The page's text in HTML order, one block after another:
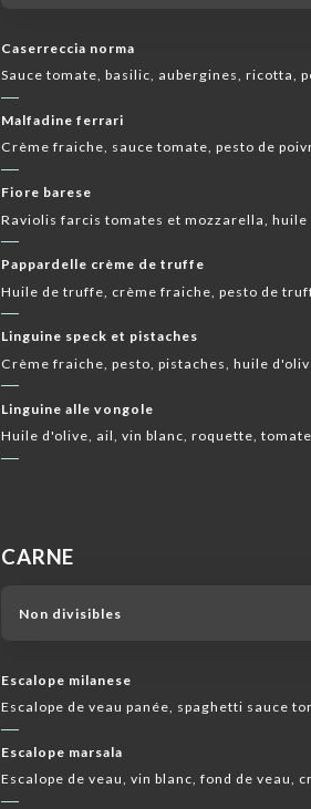
Caserreccia norma
Sauce tomate, basilic, aubergines, ricotta,
Malfadine ferrari
Crème fraiche, sauce tomate, pesto de
Fiore barese
Raviolis farcis tomates et mozzarella,
Pappardelle crème de truffe
Huile de truffe, crème fraiche, pesto de
Linguine speck et pistaches
Crème fraiche, pesto, pistaches, huile
Linguine alle vongole
Huile d'olive, ail, vin blanc, roquette,
CARNE
Non divisibles
Escalope milanese
Escalope de veau panée, spaghetti sauce
Escalope marsala
Escalope de veau, vin blanc, fond de veau,